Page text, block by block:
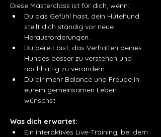
Diese Masterclass ist für dich, wenn:
Du das Gefühl hast, dein Hütehund
stellt dich ständig vor neue
Herausforderungen.
Du bereit bist, das Verhalten deines
Hundes besser zu verstehen und
nachhaltig zu verändern.
Du dir mehr Balance und Freude in
eurem gemeinsamen Leben
wünschst.
Was dich erwartet:
Ein interaktives Live-Training, bei dem